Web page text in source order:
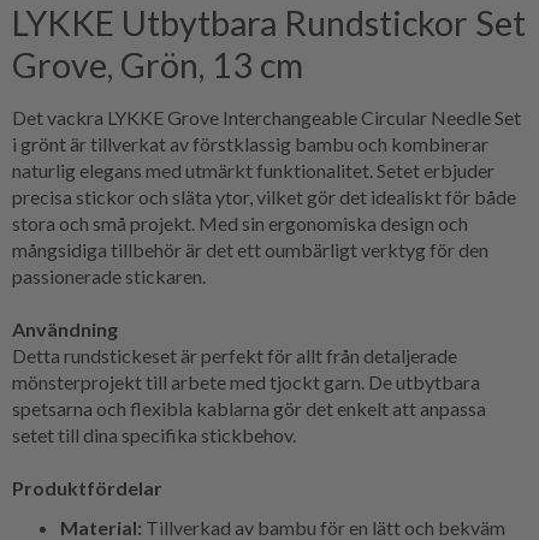
LYKKE Utbytbara Rundstickor Set
Grove, Grön, 13 cm
Det vackra LYKKE Grove Interchangeable Circular Needle Set
i grönt är tillverkat av förstklassig bambu och kombinerar
naturlig elegans med utmärkt funktionalitet. Setet erbjuder
precisa stickor och släta ytor, vilket gör det idealiskt för både
stora och små projekt. Med sin ergonomiska design och
mångsidiga tillbehör är det ett oumbärligt verktyg för den
passionerade stickaren.
Användning
Detta rundstickeset är perfekt för allt från detaljerade
mönsterprojekt till arbete med tjockt garn. De utbytbara
spetsarna och flexibla kablarna gör det enkelt att anpassa
setet till dina specifika stickbehov.
Produktfördelar
Material: Tillverkad av bambu för en lätt och bekväm